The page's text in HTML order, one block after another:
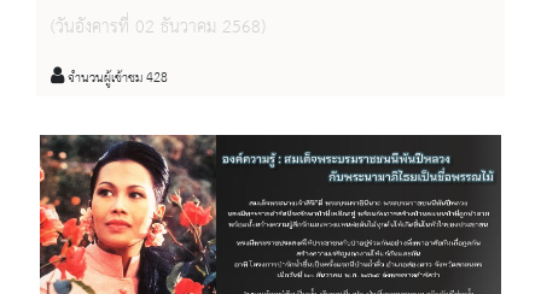
(วันอังคารที่ 02 ธันวาคม 2568)
จำนวนผู้เข้าชม 428